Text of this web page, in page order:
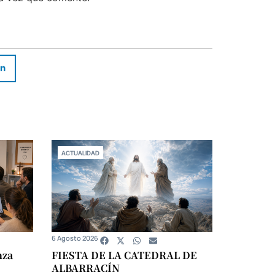
ACTUALIDAD
FIESTA DE LA CATEDRAL DE
ALBARRACÍN
6 Agosto 2026